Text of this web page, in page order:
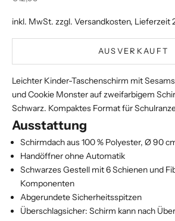
inkl. MwSt. zzgl. Versandkosten, Lieferzeit
AUSVERKAUFT
Leichter Kinder-Taschenschirm mit
und Cookie Monster auf zweifarbigem
Schwarz. Kompaktes Format für
Ausstattung
Schirmdach aus 100 % Polyester, Ø 90
Handöffner ohne Automatik
Schwarzes Gestell mit 6 Schienen und
Komponenten
Abgerundete Sicherheitsspitzen
Überschlagsicher: Schirm kann nach